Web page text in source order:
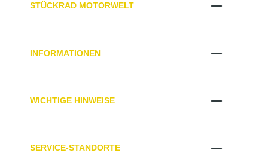
STÜCKRAD MOTORWELT
INFORMATIONEN
WICHTIGE HINWEISE
SERVICE-STANDORTE